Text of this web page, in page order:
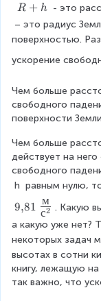
\
c
d
\
ar
g
e
ra
c
{
M
m
_т
}
{(
R
+
h)
R
+
h
R + h - это
– это радиус
поверхностью.
ускорение
Чем больше
свободного
поверхности
Чем больше
действует на
свободного
h равным нулю,
9
,
}
8
1
~
9,81 с2
м
. Какую
а какую уже нет?
некоторых задач
высотах в сотни
книгу, лежащую
так важно, что